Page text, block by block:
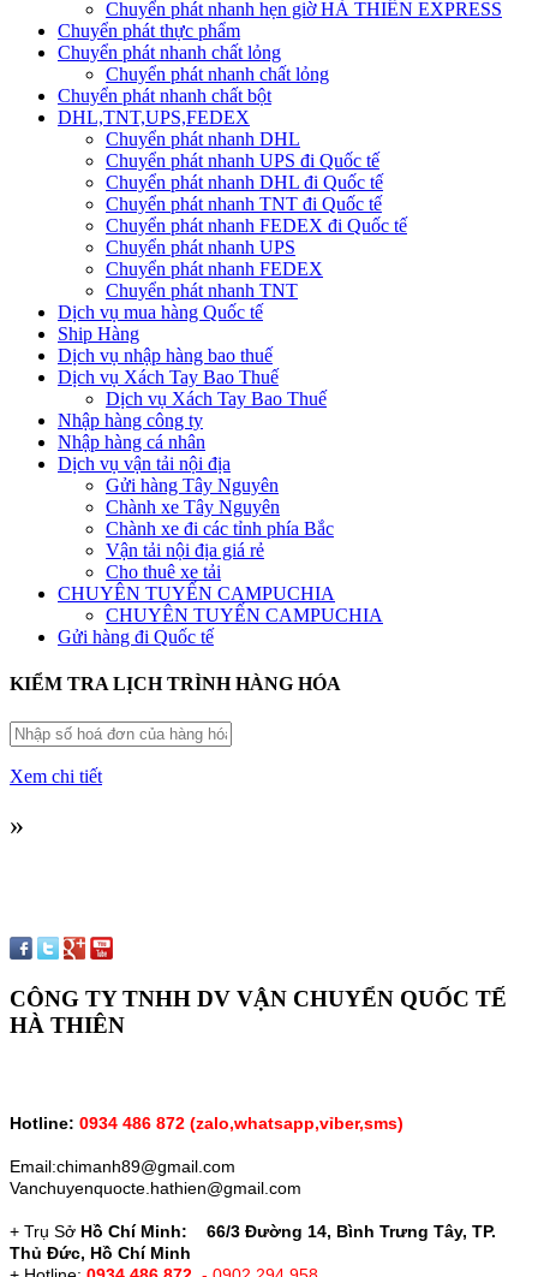
Chuyển phát nhanh hẹn giờ HÀ THIÊN EXPRESS
Chuyển phát thực phẩm
Chuyển phát nhanh chất lỏng
Chuyển phát nhanh chất lỏng
Chuyển phát nhanh chất bột
DHL,TNT,UPS,FEDEX
Chuyển phát nhanh DHL
Chuyển phát nhanh UPS đi Quốc tế
Chuyển phát nhanh DHL đi Quốc tế
Chuyển phát nhanh TNT đi Quốc tế
Chuyển phát nhanh FEDEX đi Quốc tế
Chuyển phát nhanh UPS
Chuyển phát nhanh FEDEX
Chuyển phát nhanh TNT
Dịch vụ mua hàng Quốc tế
Ship Hàng
Dịch vụ nhập hàng bao thuế
Dịch vụ Xách Tay Bao Thuế
Dịch vụ Xách Tay Bao Thuế
Nhập hàng công ty
Nhập hàng cá nhân
Dịch vụ vận tải nội địa
Gửi hàng Tây Nguyên
Chành xe Tây Nguyên
Chành xe đi các tỉnh phía Bắc
Vận tải nội địa giá rẻ
Cho thuê xe tải
CHUYÊN TUYẾN CAMPUCHIA
CHUYÊN TUYẾN CAMPUCHIA
Gửi hàng đi Quốc tế
KIỂM TRA LỊCH TRÌNH HÀNG HÓA
Xem chi tiết
»
CÔNG TY TNHH DV VẬN CHUYỂN QUỐC TẾ
HÀ THIÊN
Hotline: 0934 486 872 (zalo,whatsapp,vỉber,sms)
Email:chimanh89@gmail.com
Vanchuyenquocte.hathien@gmail.com
+ Trụ Sở Hồ Chí Minh: 66/3 Đường 14, Bình Trưng Tây, TP.
Thủ Đức, Hồ Chí Minh